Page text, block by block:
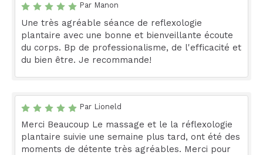
Par Manon
Une très agréable séance de reflexologie
plantaire avec une bonne et bienveillante écoute
du corps. Bp de professionalisme, de l'efficacité et
du bien être. Je recommande!
Par Lioneld
Merci Beaucoup Le massage et le la réflexologie
plantaire suivie une semaine plus tard, ont été des
moments de détente très agréables. Merci pour